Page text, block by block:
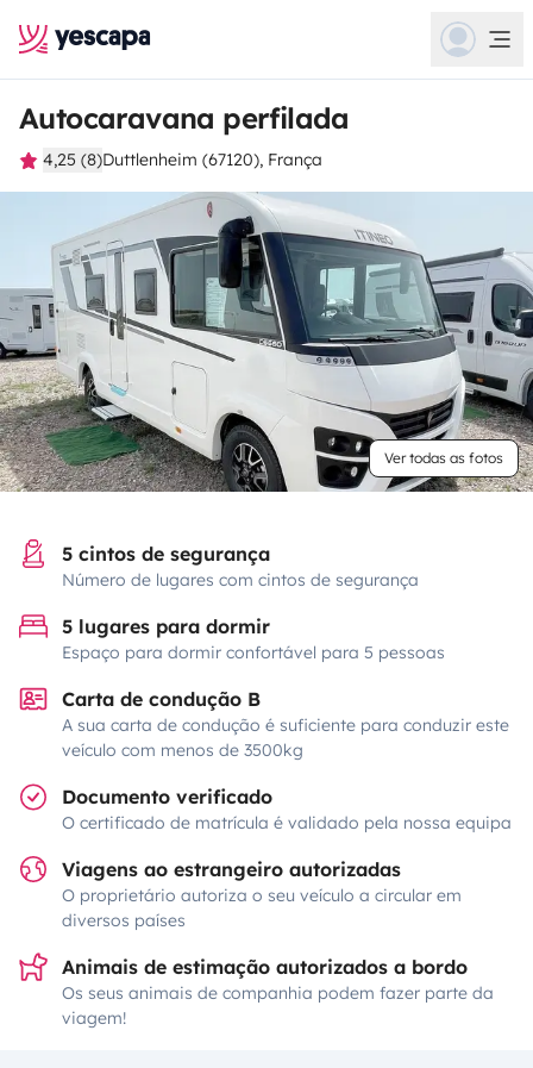
Autocaravana perfilada
4,25 (8)Duttlenheim (67120), França
Ver todas as fotos
5 cintos de segurança
Número de lugares com cintos de segurança
5 lugares para dormir
Espaço para dormir confortável para 5 pessoas
Carta de condução B
A sua carta de condução é suficiente para conduzir este
veículo com menos de 3500kg
Documento verificado
O certificado de matrícula é validado pela nossa equipa
Viagens ao estrangeiro autorizadas
O proprietário autoriza o seu veículo a circular em
diversos países
Animais de estimação autorizados a bordo
Os seus animais de companhia podem fazer parte da
viagem!